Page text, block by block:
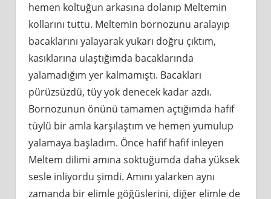
hemen koltuğun arkasına dolanıp Meltemin
kollarını tuttu. Meltemin bornozunu aralayıp
bacaklarını yalayarak yukarı doğru çıktım,
kasıklarına ulaştığımda bacaklarında
yalamadığım yer kalmamıştı. Bacakları
pürüzsüzdü, tüy yok denecek kadar azdı.
Bornozunun önünü tamamen açtığımda hafif
tüylü bir amla karşılaştım ve hemen yumulup
yalamaya başladım. Önce hafif hafif inleyen
Meltem dilimi amına soktuğumda daha yüksek
sesle inliyordu şimdi. Amını yalarken aynı
zamanda bir elimle göğüslerini, diğer elimle de